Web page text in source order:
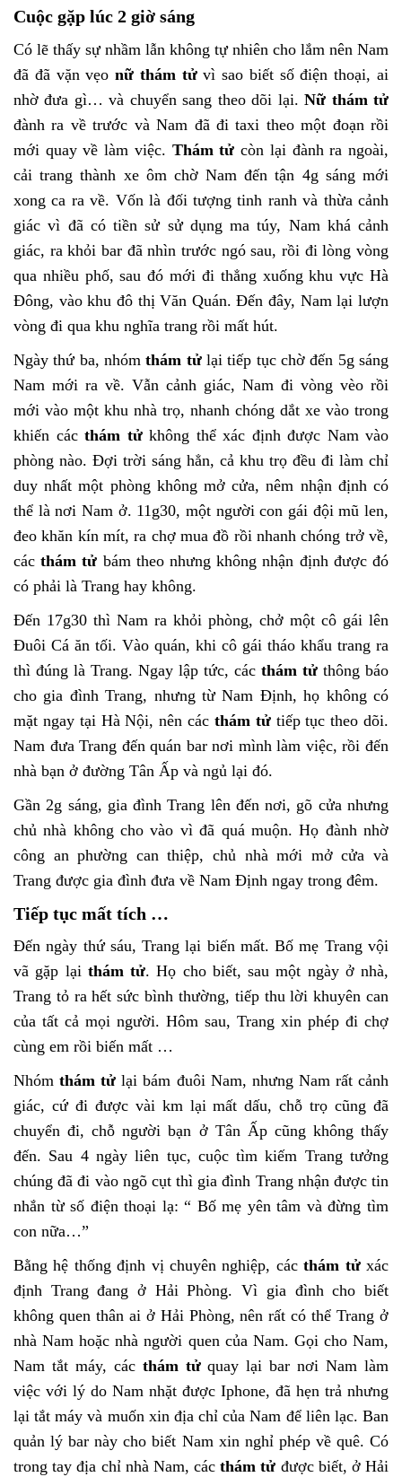
Cuộc gặp lúc 2 giờ sáng
Có lẽ thấy sự nhầm lẫn không tự nhiên cho lắm nên Nam
đã đã vặn vẹonữ thám tửvì sao biết số điện thoại, ai
nhờ đưa gì… và chuyển sang theo dõi lại.Nữ thám tử
đành ra về trước và Nam đã đi taxi theo một đoạn rồi
mới quay về làm việc. Thám tử còn lại đành ra ngoài,
cải trang thành xe ôm chờ Nam đến tận 4g sáng mới
xong ca ra về. Vốn là đối tượng tinh ranh và thừa cảnh
giác vì đã có tiền sử sử dụng ma túy, Nam khá cảnh
giác, ra khỏi bar đã nhìn trước ngó sau, rồi đi lòng vòng
qua nhiều phố, sau đó mới đi thẳng xuống khu vực Hà
Đông, vào khu đô thị Văn Quán. Đến đây, Nam lại lượn
vòng đi qua khu nghĩa trang rồi mất hút.
Ngày thứ ba, nhómthám tửlại tiếp tục chờ đến 5g sáng
Nam mới ra về. Vẫn cảnh giác, Nam đi vòng vèo rồi
mới vào một khu nhà trọ, nhanh chóng dắt xe vào trong
khiến các thám tửkhông thể xác định được Nam vào
phòng nào. Đợi trời sáng hẳn, cả khu trọ đều đi làm chỉ
duy nhất một phòng không mở cửa, nêm nhận định có
thể là nơi Nam ở. 11g30, một người con gái đội mũ len,
đeo khăn kín mít, ra chợ mua đồ rồi nhanh chóng trở về,
cácthám tử bám theo nhưng không nhận định được đó
có phải là Trang hay không.
Đến 17g30 thì Nam ra khỏi phòng, chở một cô gái lên
Đuôi Cá ăn tối. Vào quán, khi cô gái tháo khẩu trang ra
thì đúng là Trang. Ngay lập tức, các thám tử thông báo
cho gia đình Trang, nhưng từ Nam Định, họ không có
mặt ngay tại Hà Nội, nên các thám tửtiếp tục theo dõi.
Nam đưa Trang đến quán bar nơi mình làm việc, rồi đến
nhà bạn ở đường Tân Ấp và ngủ lại đó.
Gần 2g sáng, gia đình Trang lên đến nơi, gõ cửa nhưng
chủ nhà không cho vào vì đã quá muộn. Họ đành nhờ
công an phường can thiệp, chủ nhà mới mở cửa và
Trang được gia đình đưa về Nam Định ngay trong đêm.
Tiếp tục mất tích …
Đến ngày thứ sáu, Trang lại biến mất. Bố mẹ Trang vội
vã gặp lại thám tử. Họ cho biết, sau một ngày ở nhà,
Trang tỏ ra hết sức bình thường, tiếp thu lời khuyên can
của tất cả mọi người. Hôm sau, Trang xin phép đi chợ
cùng em rồi biến mất …
Nhómthám tử lại bám đuôi Nam, nhưng Nam rất cảnh
giác, cứ đi được vài km lại mất dấu, chỗ trọ cũng đã
chuyển đi, chỗ người bạn ở Tân Ấp cũng không thấy
đến. Sau 4 ngày liên tục, cuộc tìm kiếm Trang tưởng
chúng đã đi vào ngõ cụt thì gia đình Trang nhận được tin
nhắn từ số điện thoại lạ: “ Bố mẹ yên tâm và đừng tìm
con nữa…”
Bằng hệ thống định vị chuyên nghiệp, cácthám tửxác
định Trang đang ở Hải Phòng. Vì gia đình cho biết
không quen thân ai ở Hải Phòng, nên rất có thể Trang ở
nhà Nam hoặc nhà người quen của Nam. Gọi cho Nam,
Nam tắt máy, cácthám tửquay lại bar nơi Nam làm
việc với lý do Nam nhặt được Iphone, đã hẹn trả nhưng
lại tắt máy và muốn xin địa chỉ của Nam để liên lạc. Ban
quản lý bar này cho biết Nam xin nghỉ phép về quê. Có
trong tay địa chỉ nhà Nam, cácthám tử được biết, ở Hải